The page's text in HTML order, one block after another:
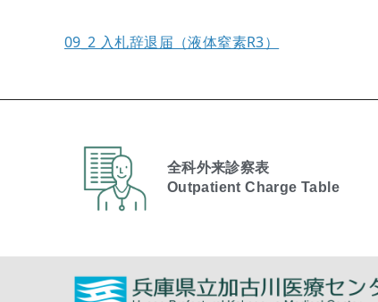
09_2 入札辞退届（液体窒素R3）
全科外来診察表
Outpatient Charge Table​